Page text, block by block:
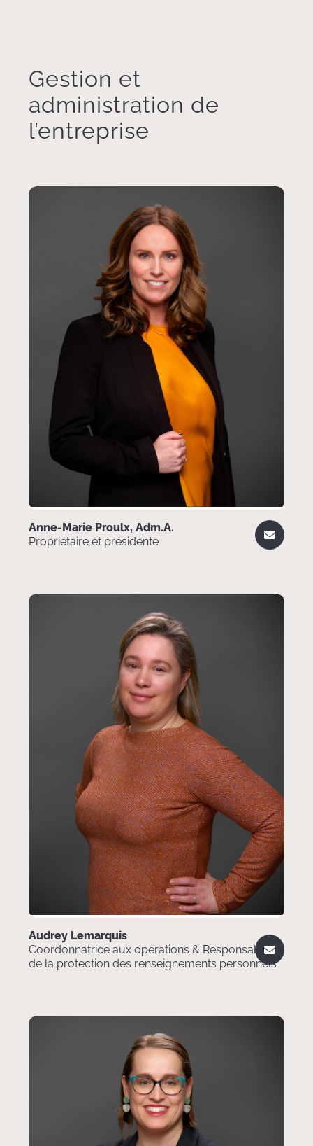
design for construction development. Modern urban layout
projectGestion et
administration de
l’entreprise
Anne-Marie Proulx, Adm.A.
Propriétaire et présidente
Audrey Lemarquis
Coordonnatrice aux opérations & Responsable
de la protection des renseignements personnels